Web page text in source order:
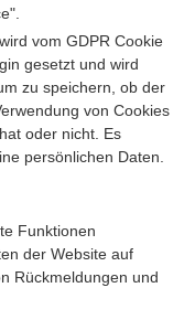
vom GDPR Cookie
gesetzt und wird
zu speichern, ob der
von Cookies
oder nicht. Es
persönlichen Daten.
Funktionen
der Website auf
Rückmeldungen und